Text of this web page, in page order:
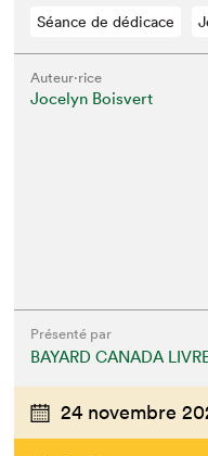
Séance de dédicace
Auteur·rice
Jocelyn Boisvert
Présenté par
BAYARD CANADA
24 novembre